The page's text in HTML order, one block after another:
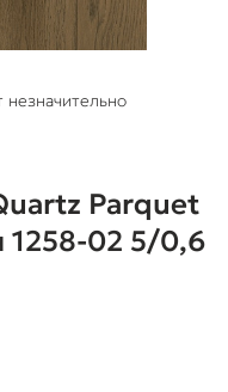
Parquet
1258-02 5/0,6